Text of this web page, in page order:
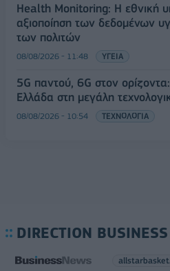
Health Monitoring: Η εθνική
αξιοποίηση των δεδομένων
των πολιτών
08/08/2026 - 11:48 ΥΓΕΙΑ
5G παντού, 6G στον
Ελλάδα στη μεγάλη
08/08/2026 - 10:54 ΤΕΧΝΟΛΟΓΙΑ
DIRECTION